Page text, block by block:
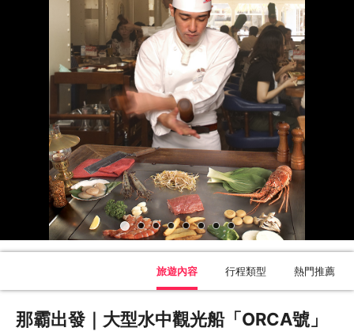
旅遊內容 行程類型 熱門推薦
那霸出發｜大型水中觀光船「ORCA號」